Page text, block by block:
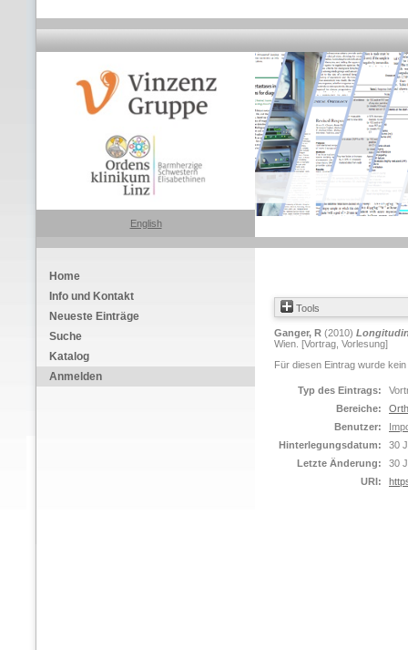
English
Home
Info und Kontakt
Neueste Einträge
Suche
Katalog
Anmelden
Tools
Ganger, R (2010)
Wien. [Vortrag, Vorlesung]
Für diesen Eintrag wurde
Typ des Eintrags:
Bereiche:
Benutzer:
Hinterlegungsdatum:
30
Letzte Änderung:
30
URI: